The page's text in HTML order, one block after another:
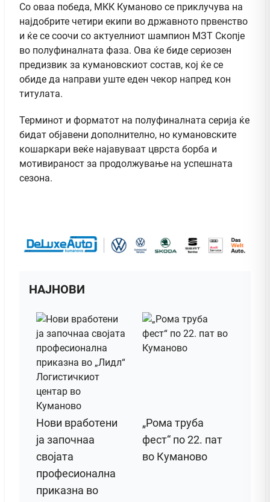
Со оваа победа, МКК Куманово се приклучува на
најдобрите четири екипи во државното првенство
и ќе се соочи со актуелниот шампион МЗТ Скопје
во полуфиналната фаза. Ова ќе биде сериозен
предизвик за кумановскиот состав, кој ќе се
обиде да направи уште еден чекор напред кон
титулата.
Терминот и форматот на полуфиналната серија ќе
бидат објавени дополнително, но кумановските
кошаркари веќе најавуваат цврста борба и
мотивираност за продолжување на успешната
сезона.
НАЈНОВИ
Нови вработени
ја започнаа
својата
професионална
приказна во
„Рома труба
фест“ по 22. пат
во Куманово